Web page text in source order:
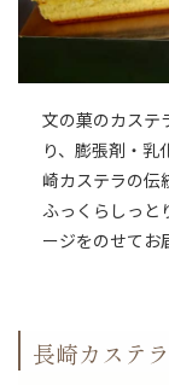
文の菓のカステ
り、膨張剤・乳
崎カステラの伝
ふっくらしっと
ージをのせてお
長崎カステラ